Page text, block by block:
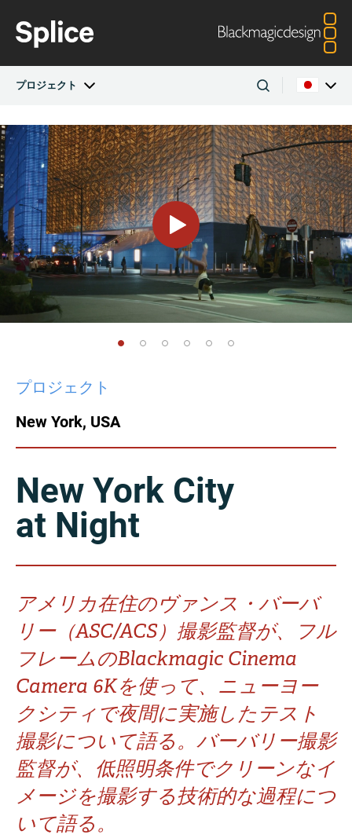
プロジェクト
最新記事
プロジェクト
アーティスト
会社
Argentina Australia
Austria Brazil
Canada China
Denmark Finland
Germany
Hong Kong SAR, India
Italy
Korea
New Zealand
Russia Singapore
South Africa Spain
Sweden Chinese Taipei
Turkey UAE
Ukraine United Kingdom
United States
プロジェクト
New York, USA
New York City
at Night
アメリカ在住のヴァンス・バーバ
リー（ASC/ACS）撮影監督が、フル
フレームのBlackmagic Cinema
Camera 6Kを使って、ニューヨー
クシティで夜間に実施したテスト
撮影について語る。バーバリー撮影
監督が、低照明条件でクリーンなイ
メージを撮影する技術的な過程につ
いて語る。